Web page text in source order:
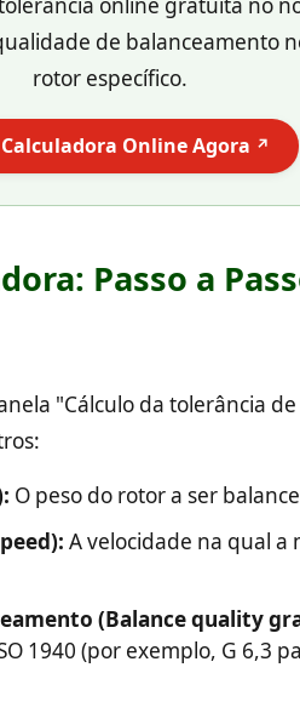
online gratuita no
de balanceamento
rotor específico.
Online Agora ↗
Passo a
"Cálculo da tolerância
O peso do rotor a ser
A velocidade na qual
(Balance quality
1940 (por exemplo, G 6,3